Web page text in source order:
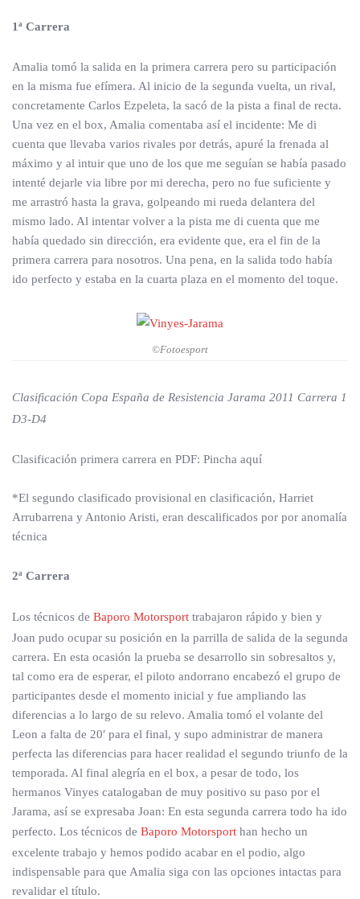
1ª Carrera
Amalia tomó la salida en la primera carrera pero su participación
en la misma fue efímera. Al inicio de la segunda vuelta, un rival,
concretamente Carlos Ezpeleta, la sacó de la pista a final de recta.
Una vez en el box, Amalia comentaba así el incidente: Me di
cuenta que llevaba varios rivales por detrás, apuré la frenada al
máximo y al intuir que uno de los que me seguían se había pasado
intenté dejarle via libre por mi derecha, pero no fue suficiente y
me arrastró hasta la grava, golpeando mi rueda delantera del
mismo lado. Al intentar volver a la pista me di cuenta que me
había quedado sin dirección, era evidente que, era el fin de la
primera carrera para nosotros. Una pena, en la salida todo había
ido perfecto y estaba en la cuarta plaza en el momento del toque.
©Fotoesport
Clasificación Copa España de Resistencia Jarama 2011 Carrera 1
D3-D4
Clasificación primera carrera en PDF: Pincha aquí
*El segundo clasificado provisional en clasificación, Harriet
Arrubarrena y Antonio Aristi, eran descalificados por por anomalía
técnica
2ª Carrera
Los técnicos de Baporo Motorsport trabajaron rápido y bien y
Joan pudo ocupar su posición en la parrilla de salida de la segunda
carrera. En esta ocasión la prueba se desarrollo sin sobresaltos y,
tal como era de esperar, el piloto andorrano encabezó el grupo de
participantes desde el momento inicial y fue ampliando las
diferencias a lo largo de su relevo. Amalia tomó el volante del
Leon a falta de 20′ para el final, y supo administrar de manera
perfecta las diferencias para hacer realidad el segundo triunfo de la
temporada. Al final alegría en el box, a pesar de todo, los
hermanos Vinyes catalogaban de muy positivo su paso por el
Jarama, así se expresaba Joan: En esta segunda carrera todo ha ido
perfecto. Los técnicos de Baporo Motorsport han hecho un
excelente trabajo y hemos podido acabar en el podio, algo
indispensable para que Amalia siga con las opciones intactas para
revalidar el título.